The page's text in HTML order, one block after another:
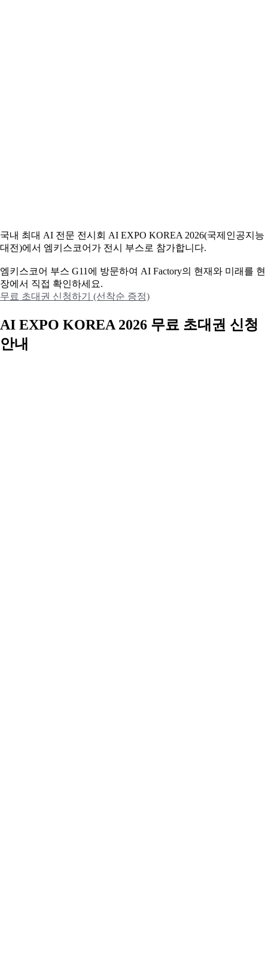
국내 최대 AI 전문 전시회 AI EXPO KOREA 2026(국제인공지능
대전)에서 엠키스코어가 전시 부스로 참가합니다.
엠키스코어 부스 G11에 방문하여 AI Factory의 현재와 미래를 현
장에서 직접 확인하세요.
무료 초대권 신청하기 (선착순 증정)
AI EXPO KOREA 2026 무료 초대권 신청
안내